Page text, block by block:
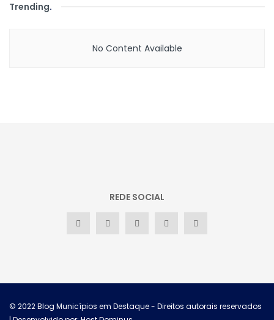
Trending.
No Content Available
REDE SOCIAL
© 2022Blog Municípios em Destaque- Direitos autorais reservados